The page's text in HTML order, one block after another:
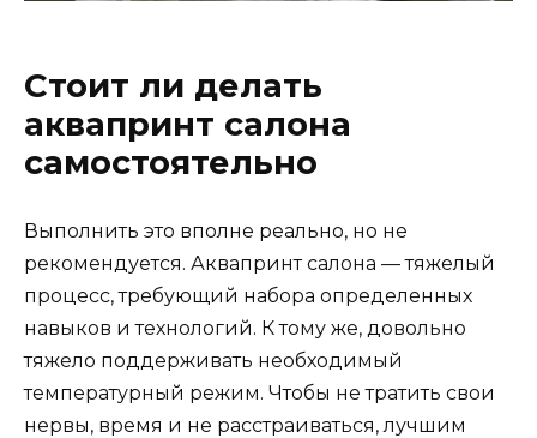
Стоит ли делать
аквапринт салона
самостоятельно
Выполнить это вполне реально, но не
рекомендуется. Аквапринт салона — тяжелый
процесс, требующий набора определенных
навыков и технологий. К тому же, довольно
тяжело поддерживать необходимый
температурный режим. Чтобы не тратить свои
нервы, время и не расстраиваться, лучшим